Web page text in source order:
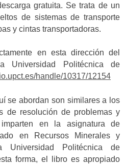
gratuita. Se trata de un
de sistemas de transporte
y cintas transportadoras.
en esta dirección del
Universidad Politécnica de
handle/10317/12154
se abordan son similares a los
de resolución de problemas y
en la asignatura de
en Recursos Minerales y
Universidad Politécnica de
forma, el libro es apropiado